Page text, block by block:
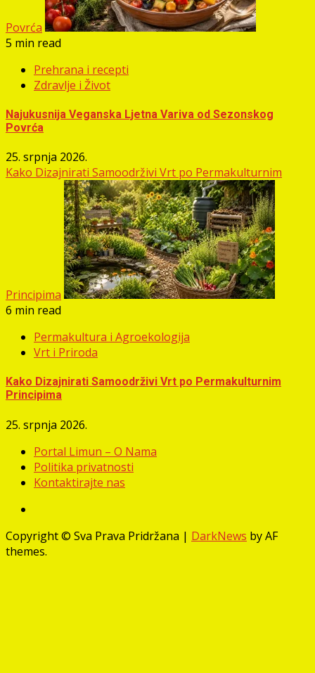
Povrća
5 min read
Prehrana i recepti
Zdravlje i Život
Najukusnija Veganska Ljetna Variva od Sezonskog
Povrća
25. srpnja 2026.
Kako Dizajnirati Samoodrživi Vrt po Permakulturnim
Principima
6 min read
Permakultura i Agroekologija
Vrt i Priroda
Kako Dizajnirati Samoodrživi Vrt po Permakulturnim
Principima
25. srpnja 2026.
Portal Limun – O Nama
Politika privatnosti
Kontaktirajte nas
Copyright © Sva Prava Pridržana | DarkNews by AF
themes.